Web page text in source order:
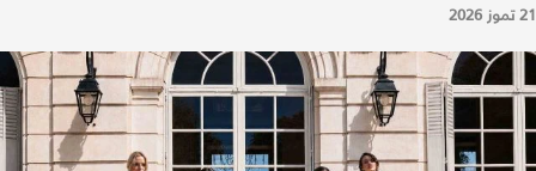
21 تموز 2026